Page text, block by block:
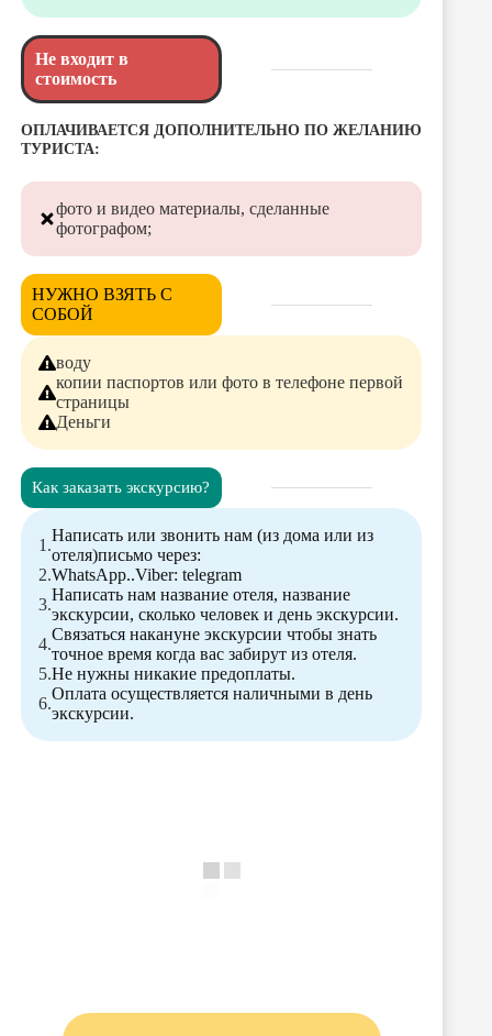
Не входит в
стоимость
ОПЛАЧИВАЕТСЯ ДОПОЛНИТЕЛЬНО ПО ЖЕЛАНИЮ
ТУРИСТА:
фото и видео материалы, сделанные
фотографом;
НУЖНО ВЗЯТЬ С
СОБОЙ
воду
копии паспортов или фото в телефоне первой
страницы
Деньги
Как заказать экскурсию?
Написать или звонить нам (из дома или из
отеля)письмо через:
WhatsApp..Viber: telegram
Написать нам название отеля, название
экскурсии, сколько человек и день экскурсии.
Связаться накануне экскурсии чтобы знать
точное время когда вас забирут из отеля.
Не нужны никакие предоплаты.
Оплата осуществляется наличными в день
экскурсии.